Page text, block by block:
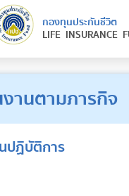
กองทุนประกันชีวิต
LIFE INSURANCE
านตามภารกิจ
ปฏิบัติการ